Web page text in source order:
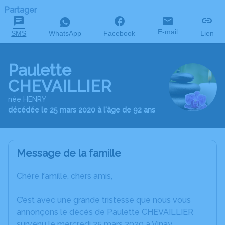
Partager
SMS WhatsApp Facebook E-mail Lien
Paulette
CHEVAILLIER
née HENRY
décédée le 25 mars 2020 à l'âge de 92 ans
Message de la famille
Chère famille, chers amis,
C’est avec une grande tristesse que nous vous
annonçons le décès de Paulette CHEVAILLIER